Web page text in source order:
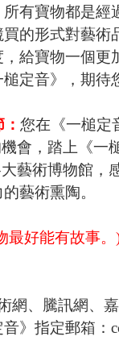
有寶物都是經
的形式對藝術
給寶物一個更
定音》，期待
您在《一槌定
會，踏上《一
大藝術博物館，
藝術熏陶。
最好能有故事。
網、騰訊網、
》指定郵箱：